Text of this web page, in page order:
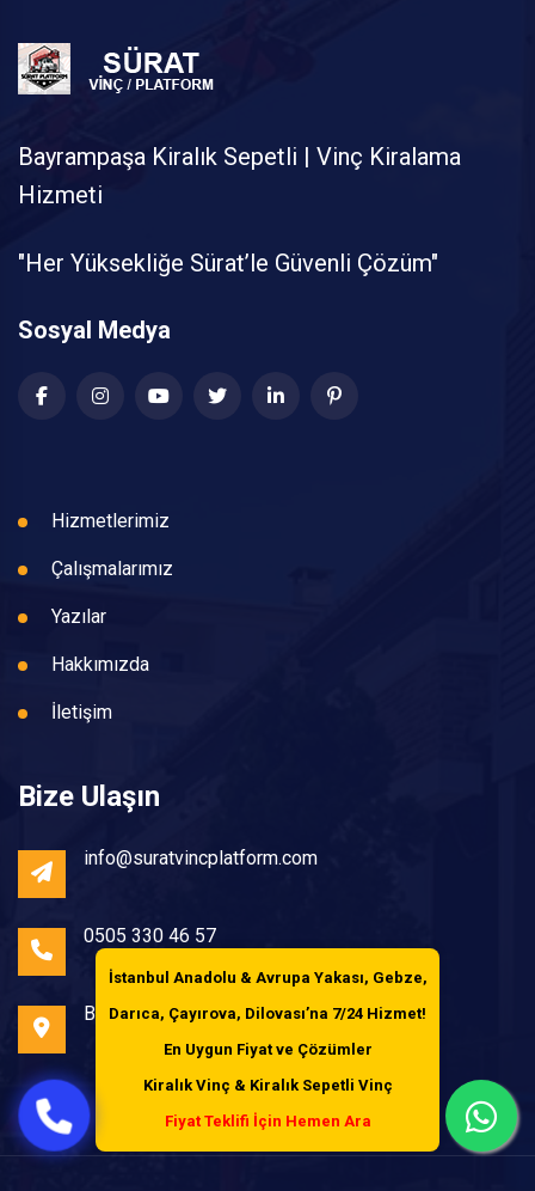
İstanbul Anadolu & Avrupa Yakası, Gebze,
Darıca, Çayırova, Dilovası’na 7/24 Hizmet!
En Uygun Fiyat ve Çözümler
Kiralık Vinç & Kiralık Sepetli Vinç
Fiyat Teklifi İçin Hemen Ara
Bayrampaşa Kiralık Sepetli | Vinç Kiralama
Hizmeti
"Her Yüksekliğe Sürat’le Güvenli Çözüm"
Sosyal Medya
Hizmetlerimiz
Çalışmalarımız
Yazılar
Hakkımızda
İletişim
Bize Ulaşın
info@suratvincplatform.com
0505 330 46 57
Bayrampaşa /İstanbul